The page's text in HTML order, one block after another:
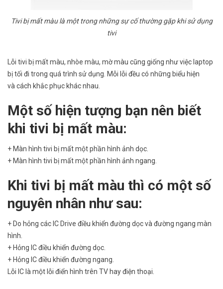
Tivi bị mất màu là một trong những sự cố thường gặp khi sử dụng
tivi
Lỗi tivi bị mất màu, nhòe màu, mờ màu cũng giống như việc laptop
bị tối đi trong quá trình sử dụng. Mỗi lỗi đều có những biểu hiện
và cách khắc phục khác nhau.
Một số hiện tượng bạn nên biết
khi tivi bị mất màu:
+ Màn hình tivi bị mất một phần hình ảnh dọc.
+ Màn hình tivi bị mất một phần hình ảnh ngang.
Khi tivi bị mất màu thì có một số
nguyên nhân như sau:
+ Do hỏng các IC Drive điều khiển đường dọc và đường ngang màn
hình.
+ Hỏng IC điều khiển đường dọc.
+ Hỏng IC điều khiển đường ngang.
Lỗi IC là một lỗi điển hình trên TV hay điện thoại.